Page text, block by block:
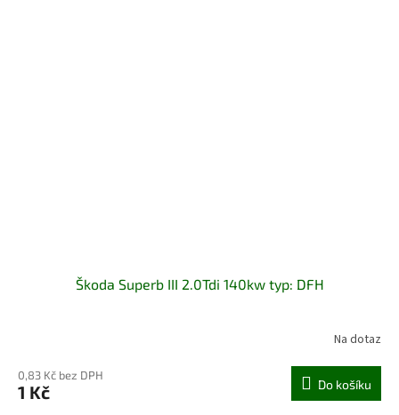
Škoda Superb III 2.0Tdi 140kw typ: DFH
Na dotaz
0,83 Kč bez DPH
1 Kč Do košíku